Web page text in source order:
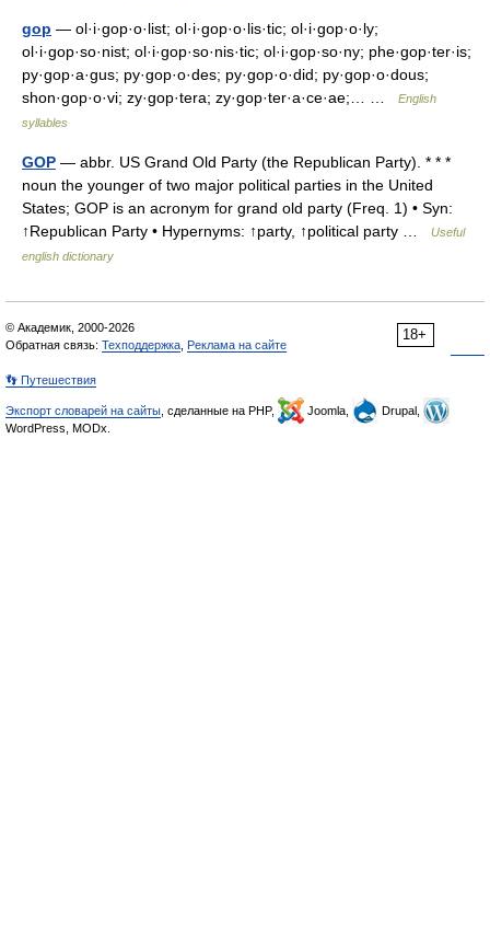
gop — ol·i·gop·o·list; ol·i·gop·o·lis·tic; ol·i·gop·o·ly;
ol·i·gop·so·nist; ol·i·gop·so·nis·tic; ol·i·gop·so·ny; phe·gop·ter·is;
py·gop·a·gus; py·gop·o·des; py·gop·o·did; py·gop·o·dous;
shon·gop·o·vi; zy·gop·tera; zy·gop·ter·a·ce·ae;… …
English
syllables
GOP — abbr. US Grand Old Party (the Republican Party). * * *
noun the younger of two major political parties in the United
States; GOP is an acronym for grand old party (Freq. 1) • Syn:
↑Republican Party • Hypernyms: ↑party, ↑political party …
Useful
english dictionary
18+
© Академик, 2000-2026
Обратная связь: Техподдержка Реклама на сайте
👣 Путешествия
Экспорт словарей на сайты , сделанные на PHP, Joomla,
Drupal,
WordPress, MODx.